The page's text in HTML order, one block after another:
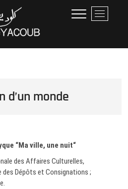
Claude Yacoub
ARCHITECTE
M
e
d’un monde
“Ma ville, une nuit“
des Affaires Culturelles,
des Dépôts et Consignations ;